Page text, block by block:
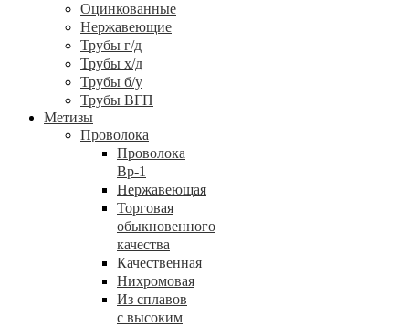
Оцинкованные
Нержавеющие
Трубы г/д
Трубы х/д
Трубы б/у
Трубы ВГП
Метизы
Проволока
Проволока
Вр-1
Нержавеющая
Торговая
обыкновенного
качества
Качественная
Нихромовая
Из сплавов
с высоким